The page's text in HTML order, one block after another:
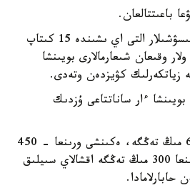
باعىتتالعان.
مارافون شارتى بويىنشا قاتىسۋشىلار التى اي ىشىندە 15 كىتاپ
وقىعان شىعارمالارى بويىنشا
زياتكەرلىك كۋيزدەن وتەدى.
ءار ساناتتاعى ۇزدىك
- ءبىرىنشى ورىنعا - 600 مىڭ تەڭگە، ەكىنشى ورىنعا - 450
مىڭ تەڭگە، ءۇشىنشى ورىنعا 300 مىڭ تەڭگە اقشالاي سىيلىق
حابارلامادا.